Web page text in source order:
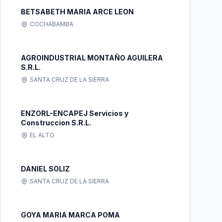
BETSABETH MARIA ARCE LEON
COCHABAMBA
AGROINDUSTRIAL MONTAÑO AGUILERA
S.R.L.
SANTA CRUZ DE LA SIERRA
ENZORL-ENCAPEJ Servicios y
Construccion S.R.L.
EL ALTO
DANIEL SOLIZ
SANTA CRUZ DE LA SIERRA
GOYA MARIA MARCA POMA